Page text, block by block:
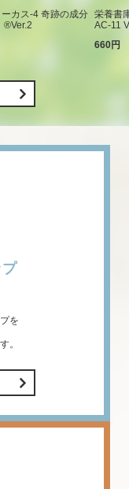
カス-4 奇跡の成分
®Ver.2
栄養書
AC-11
660円
を
。